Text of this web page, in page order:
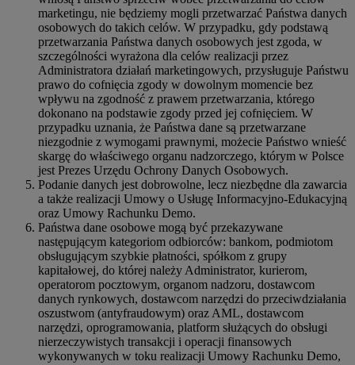
marketingu, nie będziemy mogli przetwarzać Państwa danych
osobowych do takich celów. W przypadku, gdy podstawą
przetwarzania Państwa danych osobowych jest zgoda, w
szczególności wyrażona dla celów realizacji przez
Administratora działań marketingowych, przysługuje Państwu
prawo do cofnięcia zgody w dowolnym momencie bez
wpływu na zgodność z prawem przetwarzania, którego
dokonano na podstawie zgody przed jej cofnięciem. W
przypadku uznania, że Państwa dane są przetwarzane
niezgodnie z wymogami prawnymi, możecie Państwo wnieść
skargę do właściwego organu nadzorczego, którym w Polsce
jest Prezes Urzędu Ochrony Danych Osobowych.
Podanie danych jest dobrowolne, lecz niezbędne dla zawarcia
a także realizacji Umowy o Usługę Informacyjno-Edukacyjną
oraz Umowy Rachunku Demo.
Państwa dane osobowe mogą być przekazywane
następującym kategoriom odbiorców: bankom, podmiotom
obsługującym szybkie płatności, spółkom z grupy
kapitałowej, do której należy Administrator, kurierom,
operatorom pocztowym, organom nadzoru, dostawcom
danych rynkowych, dostawcom narzędzi do przeciwdziałania
oszustwom (antyfraudowym) oraz AML, dostawcom
narzędzi, oprogramowania, platform służących do obsługi
nierzeczywistych transakcji i operacji finansowych
wykonywanych w toku realizacji Umowy Rachunku Demo,